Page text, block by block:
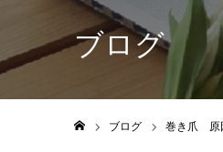
ブログ
ブログ 巻き爪 原